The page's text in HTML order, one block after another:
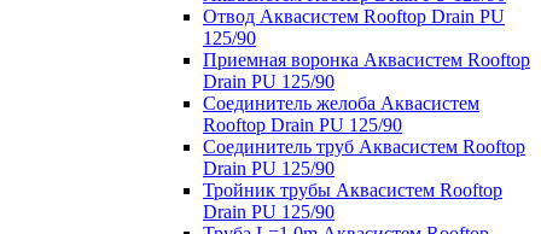
Отвод Аквасистем Rooftop Drain PU
125/90
Приемная воронка Аквасистем Rooftop
Drain PU 125/90
Соединитель желоба Аквасистем
Rooftop Drain PU 125/90
Соединитель труб Аквасистем Rooftop
Drain PU 125/90
Тройник трубы Аквасистем Rooftop
Drain PU 125/90